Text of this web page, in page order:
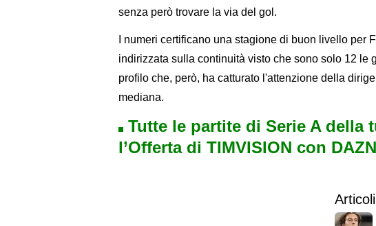
senza però trovare la via del gol.
I numeri certificano una stagione di buon livello per
indirizzata sulla continuità visto che sono solo 12 le
profilo che, però, ha catturato l'attenzione della
mediana.
Tutte le partite di Serie A della
l’Offerta di TIMVISION con